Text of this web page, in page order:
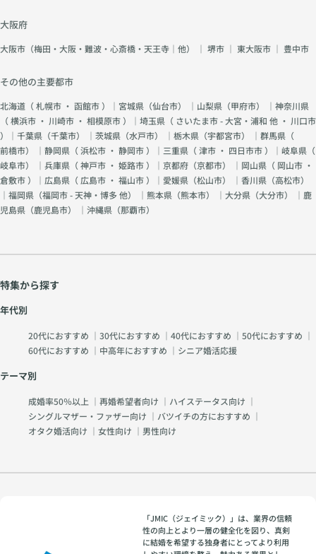
大阪府
大阪市（梅田・大阪・難波・心斎橋・天王寺｜他） ｜ 堺市 ｜ 東大阪市 ｜ 豊中市
その他の主要都市
北海道（札幌市 ・ 函館市）｜宮城県（仙台市） ｜山梨県（甲府市） ｜神奈川県
（横浜市 ・ 川崎市 ・ 相模原市）｜埼玉県（ さいたま市 - 大宮・浦和 他 ・ 川口市
）｜千葉県（千葉市） ｜茨城県（水戸市） ｜栃木県（宇都宮市） ｜群馬県（
前橋市） ｜静岡県（浜松市 ・ 静岡市）｜三重県（津市 ・ 四日市市）｜岐阜県（
岐阜市） ｜兵庫県（神戸市 ・ 姫路市）｜京都府（京都市） ｜岡山県（ 岡山市 ・
倉敷市）｜広島県（ 広島市 ・ 福山市）｜愛媛県（松山市） ｜香川県（高松市）
｜福岡県（福岡市 - 天神・博多 他） ｜熊本県（熊本市） ｜大分県（大分市） ｜鹿
児島県（鹿児島市） ｜沖縄県（那覇市）
特集から探す
年代別
20代におすすめ ｜ 30代におすすめ ｜ 40代におすすめ ｜ 50代におすすめ ｜
60代におすすめ ｜ 中高年におすすめ ｜ シニア婚活応援
テーマ別
成婚率50％以上 ｜ 再婚希望者向け ｜ ハイステータス向け ｜
シングルマザー・ファザー向け ｜ バツイチの方におすすめ ｜
オタク婚活向け ｜ 女性向け ｜ 男性向け
「JMIC（ジェイミック）」は、業界の信頼
性の向上とより一層の健全化を図り、真剣
に結婚を希望する独身者にとってより利用